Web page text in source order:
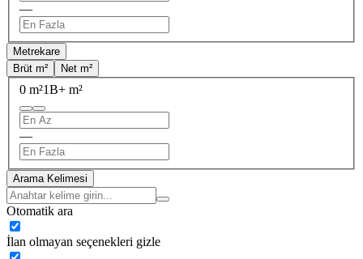
—
Metrekare
Brüt m²
Net m²
0 m²1B+ m²
—
Arama Kelimesi
Otomatik ara
İlan olmayan seçenekleri gizle